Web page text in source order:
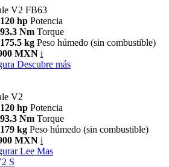
V2 FB63
120 hp Potencia
93.3 Nm Torque
175.5 kg Peso húmedo (sin combustible)
MXN i
Descubre más
V2
120 hp Potencia
93.3 Nm Torque
179 kg Peso húmedo (sin combustible)
MXN i
Lee Mas
S